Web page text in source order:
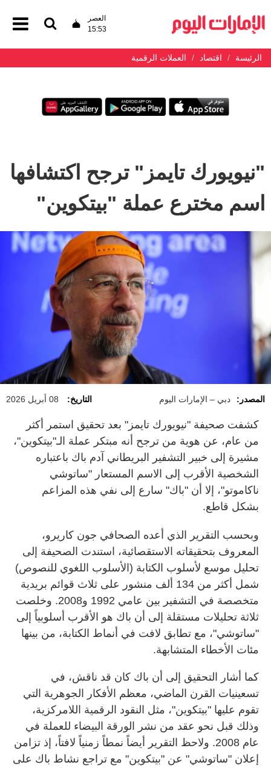
العصر
15:53
الرئيسة اقتصاد العملات الرقمية
"نيويورك تايمز" ترجح اكتشافها
اسم مخترع عملة "بيتكوين"
المصدر: دبي – الإمارات اليوم التاريخ: 08 أبريل 2026
كشفت صحيفة "نيويورك تايمز" بعد تحقيق استمر أكثر
من عام، عن هوية من ترجح أنه مبتكر عملة الـ"بيتكوين"،
مشيرة إلى خبير التشفير البريطاني آدم باك باعتباره
الشخصية الأقرب إلى الاسم المستعار "ساتوشي
ناكاموتو"، إلا أن "باك" سارع إلى نفي هذه المزاعم
بشكل قاطع.
وبحسب التقرير الذي أعده الصحافي جون كاريرو،
المعروف بتحقيقاته الاستقصائية، استندت الصحيفة إلى
تحليل موسع لأسلوب الكتابة (الأسلوب اللغوي للنصوص)
شمل أكثر من 134 ألف منشور على ثلاث قوائم بريدية
متخصصة في التشفير بين عامي 1992 و2008. وخلصت
ثلاثة تحليلات مستقلة إلى أن باك هو الأقرب أسلوبياً إلى
"ساتوشي"، مع تطابق لافت في أنماط الكتابة، من بينها
مئات الأخطاء المتشابهة.
كما أشار التحقيق إلى أن باك كان قد ناقش، في
تسعينيات القرن الماضي، معظم الأفكار الجوهرية التي
تقوم عليها "بيتكوين"، مثل النقود الرقمية اللامركزية،
وذلك قبل نحو عقد من نشر الورقة البيضاء للعملة في
عام 2008. ولاحظ التقرير أيضاً نمطاً زمنياً لافتاً، إذ تزامن
إعلان "ساتوشي" عن "بيتكوين" مع تراجع نشاط باك على